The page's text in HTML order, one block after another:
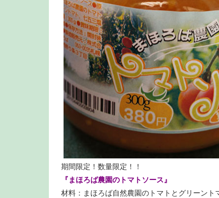
期間限定！数量限定！！
『まほろば農園のトマトソース』
材料：まほろば自然農園のトマトとグリーント